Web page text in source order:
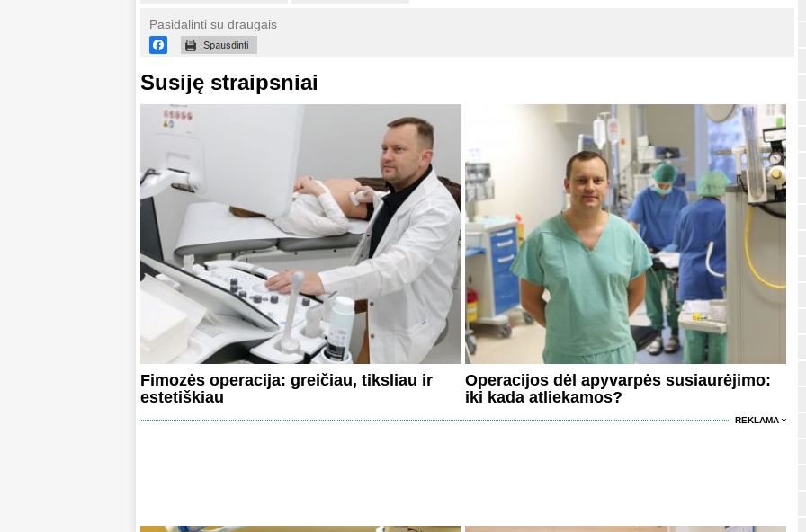
Pasidalinti su draugais
Susiję straipsniai
Fimozės operacija: greičiau, tiksliau ir
estetiškiau
Operacijos dėl apyvarpės susiaurėjimo:
iki kada atliekamos?
REKLAMA